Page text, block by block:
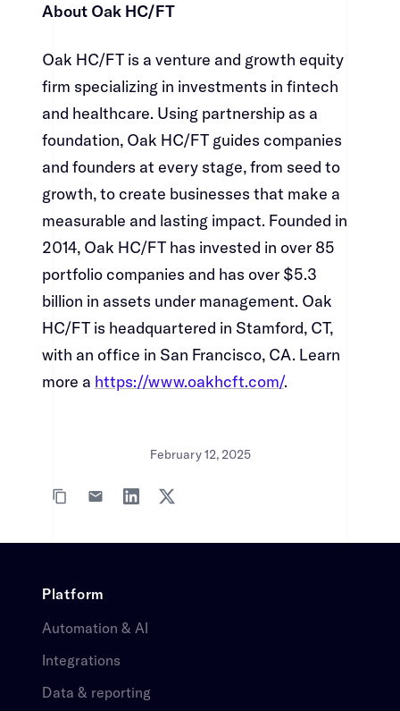
February 12, 2025
About Oak HC/FT​​​​‌ ‍ ​‍​‍‌‍ ‌ ​‍‌‍‍‌‌‍‌ ‌‍‍‌‌‍ ‍​‍​‍​ ‍‍​‍​‍‌ ​ ‌‍​‌‌‍ ‍‌‍‍‌‌ ‌​‌ ‍‌​‍ ‍‌‍‍‌‌‍ ​‍​‍​‍ ​​‍​‍‌‍‍​‌ ​‍‌‍‌‌‌‍‌‍​‍​‍​ ‍‍​‍​‍‌‍‍​‌ ‌​‌ ‌​‌ ​​​ ‍‍​‍ ​‍ ‌‍ ​‌‍ ‌‍​ ‌‍​‌‌‍ ​‌‍‍​‌‍ ‌ ​ ‌ ‌​​ ‍‍​ ​ ​ ​ ​ ​ ​ ​ ​‍ ‌‍‍‌‌‍ ‍‌ ‌​‌‍‌‌‌‍ ‍‌ ‌​​‍ ‌‍‌‌‌‍‌​‌‍‍‌‌ ‌​​‍ ‌‍ ‌‌‍ ‌‍‌​‌‍‌‌​ ‌‌ ​​‌ ​‍‌‍‌‌‌ ​ ‌‍‌‌‌‍ ‍‌ ‌​‌‍​‌‌ ‌​‌‍‍‌‌‍ ‌‍ ‍​ ‍ ‌‍‍‌‌‍‌​​ ‌​ ‍​​ ​‍​ ‌ ‌‍‌​​ ​‍​ ‌​​ ‍​​ ‌‍​‍ ‌​ ‌‌‌‍‌‍​ ‌‍​ ‍‌​‍ ‌​ ‌​​ ‌​​ ‍​‌‍​‌​‍ ‌‌‍​‍‌‍​‍​ ‌ ​ ‌‌​‍ ‌‌‍‌‌‌‍​‍​ ​‌​ ‌ ​ ​ ‌‍‌‌​ ‌‌‌‍​ ​ ​‍​ ​ ‌‍‌​‌‍​‍​ ‍ ‌ ‌​‌ ‍‌‌ ​​‌‍‌‌​ ‌‌‍​‍‌‍ ​‌‍ ‌‍‌ ‌‌​​‌‍ ‌ ​ ‌ ‌​​ ‍ ‌ ​​‌‍​‌‌ ‌​‌‍‍​​ ‌‌‍​ ‌‍ ‌‍ ‍‌ ‌​‌‍‌‌‌‍ ‍‌ ‌​​‍‌‌​ ‌‌‌​​‍‌‌ ‌‍‍ ‌‍‌‌‌ ‍‌​‍‌‌​ ​ ‌​‌​​‍‌‌​ ​ ‌​‌​​‍‌‌​ ​‍​ ​‍​ ‍‌​ ‍​​ ‍​‌‍‌‍​ ​ ‌‍​‍‌‍​ ​ ‌ ‌‍​‌‌‍​‌‌‍​ ​ ‌‍​‍‌‌​ ​‍​ ​‍​‍‌‌​ ‌‌‌​‌​​‍ ‍‌‍​ ‌‍‍​‌‍‍‌‌‍ ​‌‍‌​‌ ​‍‌‍‌‌‌‍ ‍​‍‌‌​ ‌‌‌​​‍‌‌ ‌‍‍ ‌‍‌‌‌ ‍‌​‍‌‌​ ​ ‌​‌​​‍‌‌​ ​ ‌​‌​​‍‌‌​ ​‍​ ​‍‌‍​ ‌‍‌‌​ ‌‍‌‍‌‍​ ​‍​ ​ ​ ‌ ​ ‌ ​ ‌ ‌‍​ ‌‍‌‍​ ​​​‍‌‌​ ​‍​ ​‍​‍‌‌​ ‌‌‌​‌​​‍ ‍‌ ‌​‌‍‌‌‌ ‍​‌ ‌​​ ‌‍​‍‌‍​‌‌ ​ ‌‍‌‌‌‌‌‌‌ ​‍‌‍ ​​ ‌‌‍‍​‌ ‌​‌ ‌​‌ ​​​‍‌‌​ ​ ‌​​‌​‍‌‌​ ​‍‌​‌‍​‍‌‌​ ​‍‌​‌‍‌‍ ​‌‍ ‌‍​ ‌‍​‌‌‍ ​‌‍‍​‌‍ ‌ ​ ‌ ‌​​‍‌‌​ ​ ‌​​‌​ ​ ​ ​ ​ ​ ​ ​ ​‍‌‍‌‍‍‌‌‍‌​​ ‌​ ‍​​ ​‍​ ‌ ‌‍‌​​ ​‍​ ‌​​ ‍​​ ‌‍​‍ ‌​ ‌‌‌‍‌‍​ ‌‍​ ‍‌​‍ ‌​ ‌​​ ‌​​ ‍​‌‍​‌​‍ ‌‌‍​‍‌‍​‍​ ‌ ​ ‌‌​‍ ‌‌‍‌‌‌‍​‍​ ​‌​ ‌ ​ ​ ‌‍‌‌​ ‌‌‌‍​ ​ ​‍​ ​ ‌‍‌​‌‍​‍​‍‌‍‌ ‌​‌ ‍‌‌ ​​‌‍‌‌​ ‌‌‍​‍‌‍ ​‌‍ ‌‍‌ ‌‌​​‌‍ ‌ ​ ‌ ‌​​‍‌‍‌ ​​‌‍​‌‌ ‌​‌‍‍​​ ‌‌‍​ ‌‍ ‌‍ ‍‌ ‌​‌‍‌‌‌‍ ‍‌ ‌​​‍‌‌​ ‌‌‌​​‍‌‌ ‌‍‍ ‌‍‌‌‌ ‍‌​‍‌‌​ ​ ‌​‌​​‍‌‌​ ​ ‌​‌​​‍‌‌​ ​‍​ ​‍​ ‍‌​ ‍​​ ‍​‌‍‌‍​ ​ ‌‍​‍‌‍​ ​ ‌ ‌‍​‌‌‍​‌‌‍​ ​ ‌‍​‍‌‌​ ​‍​ ​‍​‍‌‌​ ‌‌‌​‌​​‍ ‍‌‍​ ‌‍‍​‌‍‍‌‌‍ ​‌‍‌​‌ ​‍‌‍‌‌‌‍ ‍​‍‌‌​ ‌‌‌​​‍‌‌ ‌‍‍ ‌‍‌‌‌ ‍‌​‍‌‌​ ​ ‌​‌​​‍‌‌​ ​ ‌​‌​​‍‌‌​ ​‍​ ​‍‌‍​ ‌‍‌‌​ ‌‍‌‍‌‍​ ​‍​ ​ ​ ‌ ​ ‌ ​ ‌ ‌‍​ ‌‍‌‍​ ​​​‍‌‌​ ​‍​ ​‍​‍‌‌​ ‌‌‌​‌​​‍ ‍‌ ‌​‌‍‌‌‌ ‍​‌ ‌​​‍‌‍‌ ​​‌‍‌‌‌ ​‍‌ ​ ‌ ​​‌‍‌‌‌‍​ ‌ ‌​‌‍‍‌‌ ‌‍‌‍‌‌​ ‌‌ ​​‌ ‌‌‌‍​‍‌‍ ​‌‍‍‌‌ ​ ‌‍‍​‌‍‌‌‌‍‌​​‍​‍‌ ‌
Oak HC/FT is a venture and growth equity
firm specializing in investments in fintech
and healthcare. Using partnership as a
foundation, Oak HC/FT guides companies
and founders at every stage, from seed to
growth, to create businesses that make a
measurable and lasting impact. Founded in
2014, Oak HC/FT has invested in over 85
portfolio companies and has over $5.3
billion in assets under management. Oak
HC/FT is headquartered in Stamford, CT,
with an office in San Francisco, CA. Learn
more a ​​​​‌ ‍ ​‍​‍‌‍ ‌ ​‍‌‍‍‌‌‍‌ ‌‍‍‌‌‍ ‍​‍​‍​ ‍‍​‍​‍‌ ​ ‌‍​‌‌‍ ‍‌‍‍‌‌ ‌​‌ ‍‌​‍ ‍‌‍‍‌‌‍ ​‍​‍​‍ ​​‍​‍‌‍‍​‌ ​‍‌‍‌‌‌‍‌‍​‍​‍​ ‍‍​‍​‍‌‍‍​‌ ‌​‌ ‌​‌ ​​​ ‍‍​‍ ​‍ ‌‍ ​‌‍ ‌‍​ ‌‍​‌‌‍ ​‌‍‍​‌‍ ‌ ​ ‌ ‌​​ ‍‍​ ​ ​ ​ ​ ​ ​ ​ ​‍ ‌‍‍‌‌‍ ‍‌ ‌​‌‍‌‌‌‍ ‍‌ ‌​​‍ ‌‍‌‌‌‍‌​‌‍‍‌‌ ‌​​‍ ‌‍ ‌‌‍ ‌‍‌​‌‍‌‌​ ‌‌ ​​‌ ​‍‌‍‌‌‌ ​ ‌‍‌‌‌‍ ‍‌ ‌​‌‍​‌‌ ‌​‌‍‍‌‌‍ ‌‍ ‍​ ‍ ‌‍‍‌‌‍‌​​ ‌​ ‍​​ ​‍​ ‌ ‌‍‌​​ ​‍​ ‌​​ ‍​​ ‌‍​‍ ‌​ ‌‌‌‍‌‍​ ‌‍​ ‍‌​‍ ‌​ ‌​​ ‌​​ ‍​‌‍​‌​‍ ‌‌‍​‍‌‍​‍​ ‌ ​ ‌‌​‍ ‌‌‍‌‌‌‍​‍​ ​‌​ ‌ ​ ​ ‌‍‌‌​ ‌‌‌‍​ ​ ​‍​ ​ ‌‍‌​‌‍​‍​ ‍ ‌ ‌​‌ ‍‌‌ ​​‌‍‌‌​ ‌‌‍​‍‌‍ ​‌‍ ‌‍‌ ‌‌​​‌‍ ‌ ​ ‌ ‌​​ ‍ ‌ ​​‌‍​‌‌ ‌​‌‍‍​​ ‌‌‍​ ‌‍ ‌‍ ‍‌ ‌​‌‍‌‌‌‍ ‍‌ ‌​​‍‌‌​ ‌‌‌​​‍‌‌ ‌‍‍ ‌‍‌‌‌ ‍‌​‍‌‌​ ​ ‌​‌​​‍‌‌​ ​ ‌​‌​​‍‌‌​ ​‍​ ​‍‌‍​ ​ ‍​​ ‍​‌‍​ ‌‍‌​‌‍‌‌​ ‌‌​ ‍‌‌‍​‍​ ​​‌‍​‍‌‍​ ​‍‌‌​ ​‍​ ​‍​‍‌‌​ ‌‌‌​‌​​‍ ‍‌‍​ ‌‍‍​‌‍‍‌‌‍ ​‌‍‌​‌ ​‍‌‍‌‌‌‍ ‍​‍‌‌​ ‌‌‌​​‍‌‌ ‌‍‍ ‌‍‌‌‌ ‍‌​‍‌‌​ ​ ‌​‌​​‍‌‌​ ​ ‌​‌​​‍‌‌​ ​‍​ ​‍‌‍​‌​ ​‍​ ‌‍‌‍‌​​ ‌​​ ​ ​ ‌ ​ ‍​​ ‍​‌‍‌‍​ ‌​‌‍‌​​‍‌‌​ ​‍​ ​‍​‍‌‌​ ‌‌‌​‌​​‍ ‍‌ ‌​‌‍‌‌‌ ‍​‌ ‌​​ ‌‍​‍‌‍​‌‌ ​ ‌‍‌‌‌‌‌‌‌ ​‍‌‍ ​​ ‌‌‍‍​‌ ‌​‌ ‌​‌ ​​​‍‌‌​ ​ ‌​​‌​‍‌‌​ ​‍‌​‌‍​‍‌‌​ ​‍‌​‌‍‌‍ ​‌‍ ‌‍​ ‌‍​‌‌‍ ​‌‍‍​‌‍ ‌ ​ ‌ ‌​​‍‌‌​ ​ ‌​​‌​ ​ ​ ​ ​ ​ ​ ​ ​‍‌‍‌‍‍‌‌‍‌​​ ‌​ ‍​​ ​‍​ ‌ ‌‍‌​​ ​‍​ ‌​​ ‍​​ ‌‍​‍ ‌​ ‌‌‌‍‌‍​ ‌‍​ ‍‌​‍ ‌​ ‌​​ ‌​​ ‍​‌‍​‌​‍ ‌‌‍​‍‌‍​‍​ ‌ ​ ‌‌​‍ ‌‌‍‌‌‌‍​‍​ ​‌​ ‌ ​ ​ ‌‍‌‌​ ‌‌‌‍​ ​ ​‍​ ​ ‌‍‌​‌‍​‍​‍‌‍‌ ‌​‌ ‍‌‌ ​​‌‍‌‌​ ‌‌‍​‍‌‍ ​‌‍ ‌‍‌ ‌‌​​‌‍ ‌ ​ ‌ ‌​​‍‌‍‌ ​​‌‍​‌‌ ‌​‌‍‍​​ ‌‌‍​ ‌‍ ‌‍ ‍‌ ‌​‌‍‌‌‌‍ ‍‌ ‌​​‍‌‌​ ‌‌‌​​‍‌‌ ‌‍‍ ‌‍‌‌‌ ‍‌​‍‌‌​ ​ ‌​‌​​‍‌‌​ ​ ‌​‌​​‍‌‌​ ​‍​ ​‍‌‍​ ​ ‍​​ ‍​‌‍​ ‌‍‌​‌‍‌‌​ ‌‌​ ‍‌‌‍​‍​ ​​‌‍​‍‌‍​ ​‍‌‌​ ​‍​ ​‍​‍‌‌​ ‌‌‌​‌​​‍ ‍‌‍​ ‌‍‍​‌‍‍‌‌‍ ​‌‍‌​‌ ​‍‌‍‌‌‌‍ ‍​‍‌‌​ ‌‌‌​​‍‌‌ ‌‍‍ ‌‍‌‌‌ ‍‌​‍‌‌​ ​ ‌​‌​​‍‌‌​ ​ ‌​‌​​‍‌‌​ ​‍​ ​‍‌‍​‌​ ​‍​ ‌‍‌‍‌​​ ‌​​ ​ ​ ‌ ​ ‍​​ ‍​‌‍‌‍​ ‌​‌‍‌​​‍‌‌​ ​‍​ ​‍​‍‌‌​ ‌‌‌​‌​​‍ ‍‌ ‌​‌‍‌‌‌ ‍​‌ ‌​​‍‌‍‌ ​​‌‍‌‌‌ ​‍‌ ​ ‌ ​​‌‍‌‌‌‍​ ‌ ‌​‌‍‍‌‌ ‌‍‌‍‌‌​ ‌‌ ​​‌ ‌‌‌‍​‍‌‍ ​‌‍‍‌‌ ​ ‌‍‍​‌‍‌‌‌‍‌​​‍​‍‌ ‌ https://www.oakhcft.com/.​​​​‌ ‍ ​‍​‍‌‍ ‌ ​‍‌‍‍‌‌‍‌ ‌‍‍‌‌‍ ‍​‍​‍​ ‍‍​‍​‍‌ ​ ‌‍​‌‌‍ ‍‌‍‍‌‌ ‌​‌ ‍‌​‍ ‍‌‍‍‌‌‍ ​‍​‍​‍ ​​‍​‍‌‍‍​‌ ​‍‌‍‌‌‌‍‌‍​‍​‍​ ‍‍​‍​‍‌‍‍​‌ ‌​‌ ‌​‌ ​​​ ‍‍​‍ ​‍ ‌‍ ​‌‍ ‌‍​ ‌‍​‌‌‍ ​‌‍‍​‌‍ ‌ ​ ‌ ‌​​ ‍‍​ ​ ​ ​ ​ ​ ​ ​ ​‍ ‌‍‍‌‌‍ ‍‌ ‌​‌‍‌‌‌‍ ‍‌ ‌​​‍ ‌‍‌‌‌‍‌​‌‍‍‌‌ ‌​​‍ ‌‍ ‌‌‍ ‌‍‌​‌‍‌‌​ ‌‌ ​​‌ ​‍‌‍‌‌‌ ​ ‌‍‌‌‌‍ ‍‌ ‌​‌‍​‌‌ ‌​‌‍‍‌‌‍ ‌‍ ‍​ ‍ ‌‍‍‌‌‍‌​​ ‌​ ‍​​ ​‍​ ‌ ‌‍‌​​ ​‍​ ‌​​ ‍​​ ‌‍​‍ ‌​ ‌‌‌‍‌‍​ ‌‍​ ‍‌​‍ ‌​ ‌​​ ‌​​ ‍​‌‍​‌​‍ ‌‌‍​‍‌‍​‍​ ‌ ​ ‌‌​‍ ‌‌‍‌‌‌‍​‍​ ​‌​ ‌ ​ ​ ‌‍‌‌​ ‌‌‌‍​ ​ ​‍​ ​ ‌‍‌​‌‍​‍​ ‍ ‌ ‌​‌ ‍‌‌ ​​‌‍‌‌​ ‌‌‍​‍‌‍ ​‌‍ ‌‍‌ ‌‌​​‌‍ ‌ ​ ‌ ‌​​ ‍ ‌ ​​‌‍​‌‌ ‌​‌‍‍​​ ‌‌‍​ ‌‍ ‌‍ ‍‌ ‌​‌‍‌‌‌‍ ‍‌ ‌​​‍‌‌​ ‌‌‌​​‍‌‌ ‌‍‍ ‌‍‌‌‌ ‍‌​‍‌‌​ ​ ‌​‌​​‍‌‌​ ​ ‌​‌​​‍‌‌​ ​‍​ ​‍‌‍​ ​ ‍​​ ‍​‌‍​ ‌‍‌​‌‍‌‌​ ‌‌​ ‍‌‌‍​‍​ ​​‌‍​‍‌‍​ ​‍‌‌​ ​‍​ ​‍​‍‌‌​ ‌‌‌​‌​​‍ ‍‌‍​ ‌‍‍​‌‍‍‌‌‍ ​‌‍‌​‌ ​‍‌‍‌‌‌‍ ‍​‍‌‌​ ‌‌‌​​‍‌‌ ‌‍‍ ‌‍‌‌‌ ‍‌​‍‌‌​ ​ ‌​‌​​‍‌‌​ ​ ‌​‌​​‍‌‌​ ​‍​ ​‍​ ​‍​ ​‍​ ​​​ ​‌​ ​‍​ ‍​‌‍​‍​ ​​‌‍​ ​ ​ ​ ‍​‌‍‌‌​‍‌‌​ ​‍​ ​‍​‍‌‌​ ‌‌‌​‌​​‍ ‍‌ ‌​‌‍‌‌‌ ‍​‌ ‌​​ ‌‍​‍‌‍​‌‌ ​ ‌‍‌‌‌‌‌‌‌ ​‍‌‍ ​​ ‌‌‍‍​‌ ‌​‌ ‌​‌ ​​​‍‌‌​ ​ ‌​​‌​‍‌‌​ ​‍‌​‌‍​‍‌‌​ ​‍‌​‌‍‌‍ ​‌‍ ‌‍​ ‌‍​‌‌‍ ​‌‍‍​‌‍ ‌ ​ ‌ ‌​​‍‌‌​ ​ ‌​​‌​ ​ ​ ​ ​ ​ ​ ​ ​‍‌‍‌‍‍‌‌‍‌​​ ‌​ ‍​​ ​‍​ ‌ ‌‍‌​​ ​‍​ ‌​​ ‍​​ ‌‍​‍ ‌​ ‌‌‌‍‌‍​ ‌‍​ ‍‌​‍ ‌​ ‌​​ ‌​​ ‍​‌‍​‌​‍ ‌‌‍​‍‌‍​‍​ ‌ ​ ‌‌​‍ ‌‌‍‌‌‌‍​‍​ ​‌​ ‌ ​ ​ ‌‍‌‌​ ‌‌‌‍​ ​ ​‍​ ​ ‌‍‌​‌‍​‍​‍‌‍‌ ‌​‌ ‍‌‌ ​​‌‍‌‌​ ‌‌‍​‍‌‍ ​‌‍ ‌‍‌ ‌‌​​‌‍ ‌ ​ ‌ ‌​​‍‌‍‌ ​​‌‍​‌‌ ‌​‌‍‍​​ ‌‌‍​ ‌‍ ‌‍ ‍‌ ‌​‌‍‌‌‌‍ ‍‌ ‌​​‍‌‌​ ‌‌‌​​‍‌‌ ‌‍‍ ‌‍‌‌‌ ‍‌​‍‌‌​ ​ ‌​‌​​‍‌‌​ ​ ‌​‌​​‍‌‌​ ​‍​ ​‍‌‍​ ​ ‍​​ ‍​‌‍​ ‌‍‌​‌‍‌‌​ ‌‌​ ‍‌‌‍​‍​ ​​‌‍​‍‌‍​ ​‍‌‌​ ​‍​ ​‍​‍‌‌​ ‌‌‌​‌​​‍ ‍‌‍​ ‌‍‍​‌‍‍‌‌‍ ​‌‍‌​‌ ​‍‌‍‌‌‌‍ ‍​‍‌‌​ ‌‌‌​​‍‌‌ ‌‍‍ ‌‍‌‌‌ ‍‌​‍‌‌​ ​ ‌​‌​​‍‌‌​ ​ ‌​‌​​‍‌‌​ ​‍​ ​‍​ ​‍​ ​‍​ ​​​ ​‌​ ​‍​ ‍​‌‍​‍​ ​​‌‍​ ​ ​ ​ ‍​‌‍‌‌​‍‌‌​ ​‍​ ​‍​‍‌‌​ ‌‌‌​‌​​‍ ‍‌ ‌​‌‍‌‌‌ ‍​‌ ‌​​‍‌‍‌ ​​‌‍‌‌‌ ​‍‌ ​ ‌ ​​‌‍‌‌‌‍​ ‌ ‌​‌‍‍‌‌ ‌‍‌‍‌‌​ ‌‌ ​​‌ ‌‌‌‍​‍‌‍ ​‌‍‍‌‌ ​ ‌‍‍​‌‍‌‌‌‍‌​​‍​‍‌ ‌
Platform​​​​‌ ‍ ​‍​‍‌‍ ‌ ​‍‌‍‍‌‌‍‌ ‌‍‍‌‌‍ ‍​‍​‍​ ‍‍​‍​‍‌ ​ ‌‍​‌‌‍ ‍‌‍‍‌‌ ‌​‌ ‍‌​‍ ‍‌‍‍‌‌‍ ​‍​‍​‍ ​​‍​‍‌‍‍​‌ ​‍‌‍‌‌‌‍‌‍​‍​‍​ ‍‍​‍​‍‌‍‍​‌ ‌​‌ ‌​‌ ​​​ ‍‍​‍ ​‍ ‌‍ ​‌‍ ‌‍​ ‌‍​‌‌‍ ​‌‍‍​‌‍ ‌ ​ ‌ ‌​​ ‍‍​ ​ ​ ​ ​ ​ ​ ​ ​‍ ‌‍‍‌‌‍ ‍‌ ‌​‌‍‌‌‌‍ ‍‌ ‌​​‍ ‌‍‌‌‌‍‌​‌‍‍‌‌ ‌​​‍ ‌‍ ‌‌‍ ‌‍‌​‌‍‌‌​ ‌‌ ​​‌ ​‍‌‍‌‌‌ ​ ‌‍‌‌‌‍ ‍‌ ‌​‌‍​‌‌ ‌​‌‍‍‌‌‍ ‌‍ ‍​ ‍ ‌‍‍‌‌‍‌​​ ‌​ ​​‌‍‌​‌‍‌‍​ ‍​​ ​‌​ ‍‌​ ​​​ ‍‌​‍ ‌​ ‍​‌‍​‍​ ​​‌‍‌‍​‍ ‌​ ‌​​ ‍‌​ ​‍​ ‌​​‍ ‌‌‍​‌​ ​​​ ‌​​ ​ ​‍ ‌​ ​‍‌‍‌​‌‍‌‍​ ​​​ ​​​ ‌ ​ ‌​​ ​​‌‍​ ​ ‍​​ ‍​​ ​‍​ ‍ ‌ ‌​‌ ‍‌‌ ​​‌‍‌‌​ ‌‌ ​ ‌‍‍‌‌ ‌​‌‍‌‌‌​‌‍‌‍ ‌‍ ‌ ‌​‌‍‌‌‌ ​‍​ ‍ ‌ ​​‌‍​‌‌ ‌​‌‍‍​​ ‌‌‍ ​‌‍‍‌‌‍ ‍‌‍‍ ‌​​ ‌‍ ‌‍ ​‌ ‌‌‌‍ ‌‌‍ ‍‌ ​ ​‍‌‌​ ‌‌‌​​‍‌‌ ‌‍‍ ‌‍‌‌‌ ‍‌​‍‌‌​ ​ ‌​‌​​‍‌‌​ ​ ‌​‌​​‍‌‌​ ​‍​ ​‍​ ‌​‌‍‌​​ ‌​​ ​​​ ‌‍‌‍‌​​ ​​‌‍​‍​ ​‍​ ​‌‌‍​‍​ ‌ ​‍‌‌​ ​‍​ ​‍​‍‌‌​ ‌‌‌​‌​​‍ ‍‌‍‍​‌‍‌‌‌‍​‌‌‍‌​‌‍‍‌‌‍ ‍‌‍‌ ​ ‌‍​‍‌‍​‌‌ ​ ‌‍‌‌‌‌‌‌‌ ​‍‌‍ ​​ ‌‌‍‍​‌ ‌​‌ ‌​‌ ​​​‍‌‌​ ​ ‌​​‌​‍‌‌​ ​‍‌​‌‍​‍‌‌​ ​‍‌​‌‍‌‍ ​‌‍ ‌‍​ ‌‍​‌‌‍ ​‌‍‍​‌‍ ‌ ​ ‌ ‌​​‍‌‌​ ​ ‌​​‌​ ​ ​ ​ ​ ​ ​ ​ ​‍‌‍‌‍‍‌‌‍‌​​ ‌​ ​​‌‍‌​‌‍‌‍​ ‍​​ ​‌​ ‍‌​ ​​​ ‍‌​‍ ‌​ ‍​‌‍​‍​ ​​‌‍‌‍​‍ ‌​ ‌​​ ‍‌​ ​‍​ ‌​​‍ ‌‌‍​‌​ ​​​ ‌​​ ​ ​‍ ‌​ ​‍‌‍‌​‌‍‌‍​ ​​​ ​​​ ‌ ​ ‌​​ ​​‌‍​ ​ ‍​​ ‍​​ ​‍​‍‌‍‌ ‌​‌ ‍‌‌ ​​‌‍‌‌​ ‌‌ ​ ‌‍‍‌‌ ‌​‌‍‌‌‌​‌‍‌‍ ‌‍ ‌ ‌​‌‍‌‌‌ ​‍​‍‌‍‌ ​​‌‍​‌‌ ‌​‌‍‍​​ ‌‌‍ ​‌‍‍‌‌‍ ‍‌‍‍ ‌​​ ‌‍ ‌‍ ​‌ ‌‌‌‍ ‌‌‍ ‍‌ ​ ​‍‌‌​ ‌‌‌​​‍‌‌ ‌‍‍ ‌‍‌‌‌ ‍‌​‍‌‌​ ​ ‌​‌​​‍‌‌​ ​ ‌​‌​​‍‌‌​ ​‍​ ​‍​ ‌​‌‍‌​​ ‌​​ ​​​ ‌‍‌‍‌​​ ​​‌‍​‍​ ​‍​ ​‌‌‍​‍​ ‌ ​‍‌‌​ ​‍​ ​‍​‍‌‌​ ‌‌‌​‌​​‍ ‍‌‍‍​‌‍‌‌‌‍​‌‌‍‌​‌‍‍‌‌‍ ‍‌‍‌ ​‍‌‍‌ ​​‌‍‌‌‌ ​‍‌ ​ ‌ ​​‌‍‌‌‌‍​ ‌ ‌​‌‍‍‌‌ ‌‍‌‍‌‌​ ‌‌ ​​‌ ‌‌‌‍​‍‌‍ ​‌‍‍‌‌ ​ ‌‍‍​‌‍‌‌‌‍‌​​‍​‍‌ ‌
Automation & AI​​​​‌ ‍ ​‍​‍‌‍ ‌ ​‍‌‍‍‌‌‍‌ ‌‍‍‌‌‍ ‍​‍​‍​ ‍‍​‍​‍‌ ​ ‌‍​‌‌‍ ‍‌‍‍‌‌ ‌​‌ ‍‌​‍ ‍‌‍‍‌‌‍ ​‍​‍​‍ ​​‍​‍‌‍‍​‌ ​‍‌‍‌‌‌‍‌‍​‍​‍​ ‍‍​‍​‍‌‍‍​‌ ‌​‌ ‌​‌ ​​​ ‍‍​‍ ​‍ ‌‍ ​‌‍ ‌‍​ ‌‍​‌‌‍ ​‌‍‍​‌‍ ‌ ​ ‌ ‌​​ ‍‍​ ​ ​ ​ ​ ​ ​ ​ ​‍ ‌‍‍‌‌‍ ‍‌ ‌​‌‍‌‌‌‍ ‍‌ ‌​​‍ ‌‍‌‌‌‍‌​‌‍‍‌‌ ‌​​‍ ‌‍ ‌‌‍ ‌‍‌​‌‍‌‌​ ‌‌ ​​‌ ​‍‌‍‌‌‌ ​ ‌‍‌‌‌‍ ‍‌ ‌​‌‍​‌‌ ‌​‌‍‍‌‌‍ ‌‍ ‍​ ‍ ‌‍‍‌‌‍‌​​ ‌​ ​​‌‍‌​‌‍‌‍​ ‍​​ ​‌​ ‍‌​ ​​​ ‍‌​‍ ‌​ ‍​‌‍​‍​ ​​‌‍‌‍​‍ ‌​ ‌​​ ‍‌​ ​‍​ ‌​​‍ ‌‌‍​‌​ ​​​ ‌​​ ​ ​‍ ‌​ ​‍‌‍‌​‌‍‌‍​ ​​​ ​​​ ‌ ​ ‌​​ ​​‌‍​ ​ ‍​​ ‍​​ ​‍​ ‍ ‌ ‌​‌ ‍‌‌ ​​‌‍‌‌​ ‌‌ ​ ‌‍‍‌‌ ‌​‌‍‌‌‌​‌‍‌‍ ‌‍ ‌ ‌​‌‍‌‌‌ ​‍​ ‍ ‌ ​​‌‍​‌‌ ‌​‌‍‍​​ ‌‌‍ ​‌‍‍‌‌‍ ‍‌‍‍ ‌​​ ‌‍ ‌‍ ​‌ ‌‌‌‍ ‌‌‍ ‍‌ ​ ​‍‌‌​ ‌‌‌​​‍‌‌ ‌‍‍ ‌‍‌‌‌ ‍‌​‍‌‌​ ​ ‌​‌​​‍‌‌​ ​ ‌​‌​​‍‌‌​ ​‍​ ​‍​ ‌​‌‍‌​​ ‌​​ ​​​ ‌‍‌‍‌​​ ​​‌‍​‍​ ​‍​ ​‌‌‍​‍​ ‌ ​‍‌‌​ ​‍​ ​‍​‍‌‌​ ‌‌‌​‌​​‍ ‍‌‍ ​‌‍‍‌‌‍ ‍‌‍‍ ‌ ​ ​‍‌‌​ ‌‌‌​​‍‌‌ ‌‍‍ ‌‍‌‌‌ ‍‌​‍‌‌​ ​ ‌​‌​​‍‌‌​ ​ ‌​‌​​‍‌‌​ ​‍​ ​‍‌‍‌​​ ‍​​ ​‍‌‍​‍‌‍​‌‌‍​ ​ ​​‌‍​ ​ ​‍‌‍​‍‌‍​‍​ ‌‍​‍‌‌​ ​‍​ ​‍​‍‌‌​ ‌‌‌​‌​​‍ ‍‌‍ ​‌‍​‌‌‍​‍‌‍‌‌‌‍ ​​ ‌‍​‍‌‍​‌‌ ​ ‌‍‌‌‌‌‌‌‌ ​‍‌‍ ​​ ‌‌‍‍​‌ ‌​‌ ‌​‌ ​​​‍‌‌​ ​ ‌​​‌​‍‌‌​ ​‍‌​‌‍​‍‌‌​ ​‍‌​‌‍‌‍ ​‌‍ ‌‍​ ‌‍​‌‌‍ ​‌‍‍​‌‍ ‌ ​ ‌ ‌​​‍‌‌​ ​ ‌​​‌​ ​ ​ ​ ​ ​ ​ ​ ​‍‌‍‌‍‍‌‌‍‌​​ ‌​ ​​‌‍‌​‌‍‌‍​ ‍​​ ​‌​ ‍‌​ ​​​ ‍‌​‍ ‌​ ‍​‌‍​‍​ ​​‌‍‌‍​‍ ‌​ ‌​​ ‍‌​ ​‍​ ‌​​‍ ‌‌‍​‌​ ​​​ ‌​​ ​ ​‍ ‌​ ​‍‌‍‌​‌‍‌‍​ ​​​ ​​​ ‌ ​ ‌​​ ​​‌‍​ ​ ‍​​ ‍​​ ​‍​‍‌‍‌ ‌​‌ ‍‌‌ ​​‌‍‌‌​ ‌‌ ​ ‌‍‍‌‌ ‌​‌‍‌‌‌​‌‍‌‍ ‌‍ ‌ ‌​‌‍‌‌‌ ​‍​‍‌‍‌ ​​‌‍​‌‌ ‌​‌‍‍​​ ‌‌‍ ​‌‍‍‌‌‍ ‍‌‍‍ ‌​​ ‌‍ ‌‍ ​‌ ‌‌‌‍ ‌‌‍ ‍‌ ​ ​‍‌‌​ ‌‌‌​​‍‌‌ ‌‍‍ ‌‍‌‌‌ ‍‌​‍‌‌​ ​ ‌​‌​​‍‌‌​ ​ ‌​‌​​‍‌‌​ ​‍​ ​‍​ ‌​‌‍‌​​ ‌​​ ​​​ ‌‍‌‍‌​​ ​​‌‍​‍​ ​‍​ ​‌‌‍​‍​ ‌ ​‍‌‌​ ​‍​ ​‍​‍‌‌​ ‌‌‌​‌​​‍ ‍‌‍ ​‌‍‍‌‌‍ ‍‌‍‍ ‌ ​ ​‍‌‌​ ‌‌‌​​‍‌‌ ‌‍‍ ‌‍‌‌‌ ‍‌​‍‌‌​ ​ ‌​‌​​‍‌‌​ ​ ‌​‌​​‍‌‌​ ​‍​ ​‍‌‍‌​​ ‍​​ ​‍‌‍​‍‌‍​‌‌‍​ ​ ​​‌‍​ ​ ​‍‌‍​‍‌‍​‍​ ‌‍​‍‌‌​ ​‍​ ​‍​‍‌‌​ ‌‌‌​‌​​‍ ‍‌‍ ​‌‍​‌‌‍​‍‌‍‌‌‌‍ ​​‍‌‍‌ ​​‌‍‌‌‌ ​‍‌ ​ ‌ ​​‌‍‌‌‌‍​ ‌ ‌​‌‍‍‌‌ ‌‍‌‍‌‌​ ‌‌ ​​‌ ‌‌‌‍​‍‌‍ ​‌‍‍‌‌ ​ ‌‍‍​‌‍‌‌‌‍‌​​‍​‍‌ ‌
Integrations​​​​‌ ‍ ​‍​‍‌‍ ‌ ​‍‌‍‍‌‌‍‌ ‌‍‍‌‌‍ ‍​‍​‍​ ‍‍​‍​‍‌ ​ ‌‍​‌‌‍ ‍‌‍‍‌‌ ‌​‌ ‍‌​‍ ‍‌‍‍‌‌‍ ​‍​‍​‍ ​​‍​‍‌‍‍​‌ ​‍‌‍‌‌‌‍‌‍​‍​‍​ ‍‍​‍​‍‌‍‍​‌ ‌​‌ ‌​‌ ​​​ ‍‍​‍ ​‍ ‌‍ ​‌‍ ‌‍​ ‌‍​‌‌‍ ​‌‍‍​‌‍ ‌ ​ ‌ ‌​​ ‍‍​ ​ ​ ​ ​ ​ ​ ​ ​‍ ‌‍‍‌‌‍ ‍‌ ‌​‌‍‌‌‌‍ ‍‌ ‌​​‍ ‌‍‌‌‌‍‌​‌‍‍‌‌ ‌​​‍ ‌‍ ‌‌‍ ‌‍‌​‌‍‌‌​ ‌‌ ​​‌ ​‍‌‍‌‌‌ ​ ‌‍‌‌‌‍ ‍‌ ‌​‌‍​‌‌ ‌​‌‍‍‌‌‍ ‌‍ ‍​ ‍ ‌‍‍‌‌‍‌​​ ‌​ ​​‌‍‌​‌‍‌‍​ ‍​​ ​‌​ ‍‌​ ​​​ ‍‌​‍ ‌​ ‍​‌‍​‍​ ​​‌‍‌‍​‍ ‌​ ‌​​ ‍‌​ ​‍​ ‌​​‍ ‌‌‍​‌​ ​​​ ‌​​ ​ ​‍ ‌​ ​‍‌‍‌​‌‍‌‍​ ​​​ ​​​ ‌ ​ ‌​​ ​​‌‍​ ​ ‍​​ ‍​​ ​‍​ ‍ ‌ ‌​‌ ‍‌‌ ​​‌‍‌‌​ ‌‌ ​ ‌‍‍‌‌ ‌​‌‍‌‌‌​‌‍‌‍ ‌‍ ‌ ‌​‌‍‌‌‌ ​‍​ ‍ ‌ ​​‌‍​‌‌ ‌​‌‍‍​​ ‌‌‍ ​‌‍‍‌‌‍ ‍‌‍‍ ‌​​ ‌‍ ‌‍ ​‌ ‌‌‌‍ ‌‌‍ ‍‌ ​ ​‍‌‌​ ‌‌‌​​‍‌‌ ‌‍‍ ‌‍‌‌‌ ‍‌​‍‌‌​ ​ ‌​‌​​‍‌‌​ ​ ‌​‌​​‍‌‌​ ​‍​ ​‍​ ‌​‌‍‌​​ ‌​​ ​​​ ‌‍‌‍‌​​ ​​‌‍​‍​ ​‍​ ​‌‌‍​‍​ ‌ ​‍‌‌​ ​‍​ ​‍​‍‌‌​ ‌‌‌​‌​​‍ ‍‌‍ ​‌‍‍‌‌‍ ‍‌‍‍ ‌ ​ ​‍‌‌​ ‌‌‌​​‍‌‌ ‌‍‍ ‌‍‌‌‌ ‍‌​‍‌‌​ ​ ‌​‌​​‍‌‌​ ​ ‌​‌​​‍‌‌​ ​‍​ ​‍‌‍​ ‌‍‌​​ ​​​ ‌‌​ ​‌​ ‌​‌‍‌‌‌‍​‌‌‍‌‍​ ‌‍‌‍​‍​ ​ ‌‍‌‌​ ‍​‌‍‌‌‌‍‌​​ ‌‍​ ​ ‌‍​‍​ ‌​​ ‌ ​ ‌​‌‍‌​‌‍‌‌‌‍​‍​ ‌‍‌‍‌​​ ‍‌​ ‍‌​ ‌‌‌‍‌‌​ ​‍​‍‌‌​ ​‍​ ​‍​‍‌‌​ ‌‌‌​‌​​‍ ‍‌‍ ​‌‍​‌‌‍​‍‌‍‌‌‌‍ ​​ ‌‍​‍‌‍​‌‌ ​ ‌‍‌‌‌‌‌‌‌ ​‍‌‍ ​​ ‌‌‍‍​‌ ‌​‌ ‌​‌ ​​​‍‌‌​ ​ ‌​​‌​‍‌‌​ ​‍‌​‌‍​‍‌‌​ ​‍‌​‌‍‌‍ ​‌‍ ‌‍​ ‌‍​‌‌‍ ​‌‍‍​‌‍ ‌ ​ ‌ ‌​​‍‌‌​ ​ ‌​​‌​ ​ ​ ​ ​ ​ ​ ​ ​‍‌‍‌‍‍‌‌‍‌​​ ‌​ ​​‌‍‌​‌‍‌‍​ ‍​​ ​‌​ ‍‌​ ​​​ ‍‌​‍ ‌​ ‍​‌‍​‍​ ​​‌‍‌‍​‍ ‌​ ‌​​ ‍‌​ ​‍​ ‌​​‍ ‌‌‍​‌​ ​​​ ‌​​ ​ ​‍ ‌​ ​‍‌‍‌​‌‍‌‍​ ​​​ ​​​ ‌ ​ ‌​​ ​​‌‍​ ​ ‍​​ ‍​​ ​‍​‍‌‍‌ ‌​‌ ‍‌‌ ​​‌‍‌‌​ ‌‌ ​ ‌‍‍‌‌ ‌​‌‍‌‌‌​‌‍‌‍ ‌‍ ‌ ‌​‌‍‌‌‌ ​‍​‍‌‍‌ ​​‌‍​‌‌ ‌​‌‍‍​​ ‌‌‍ ​‌‍‍‌‌‍ ‍‌‍‍ ‌​​ ‌‍ ‌‍ ​‌ ‌‌‌‍ ‌‌‍ ‍‌ ​ ​‍‌‌​ ‌‌‌​​‍‌‌ ‌‍‍ ‌‍‌‌‌ ‍‌​‍‌‌​ ​ ‌​‌​​‍‌‌​ ​ ‌​‌​​‍‌‌​ ​‍​ ​‍​ ‌​‌‍‌​​ ‌​​ ​​​ ‌‍‌‍‌​​ ​​‌‍​‍​ ​‍​ ​‌‌‍​‍​ ‌ ​‍‌‌​ ​‍​ ​‍​‍‌‌​ ‌‌‌​‌​​‍ ‍‌‍ ​‌‍‍‌‌‍ ‍‌‍‍ ‌ ​ ​‍‌‌​ ‌‌‌​​‍‌‌ ‌‍‍ ‌‍‌‌‌ ‍‌​‍‌‌​ ​ ‌​‌​​‍‌‌​ ​ ‌​‌​​‍‌‌​ ​‍​ ​‍‌‍​ ‌‍‌​​ ​​​ ‌‌​ ​‌​ ‌​‌‍‌‌‌‍​‌‌‍‌‍​ ‌‍‌‍​‍​ ​ ‌‍‌‌​ ‍​‌‍‌‌‌‍‌​​ ‌‍​ ​ ‌‍​‍​ ‌​​ ‌ ​ ‌​‌‍‌​‌‍‌‌‌‍​‍​ ‌‍‌‍‌​​ ‍‌​ ‍‌​ ‌‌‌‍‌‌​ ​‍​‍‌‌​ ​‍​ ​‍​‍‌‌​ ‌‌‌​‌​​‍ ‍‌‍ ​‌‍​‌‌‍​‍‌‍‌‌‌‍ ​​‍‌‍‌ ​​‌‍‌‌‌ ​‍‌ ​ ‌ ​​‌‍‌‌‌‍​ ‌ ‌​‌‍‍‌‌ ‌‍‌‍‌‌​ ‌‌ ​​‌ ‌‌‌‍​‍‌‍ ​‌‍‍‌‌ ​ ‌‍‍​‌‍‌‌‌‍‌​​‍​‍‌ ‌
Data & reporting​​​​‌ ‍ ​‍​‍‌‍ ‌ ​‍‌‍‍‌‌‍‌ ‌‍‍‌‌‍ ‍​‍​‍​ ‍‍​‍​‍‌ ​ ‌‍​‌‌‍ ‍‌‍‍‌‌ ‌​‌ ‍‌​‍ ‍‌‍‍‌‌‍ ​‍​‍​‍ ​​‍​‍‌‍‍​‌ ​‍‌‍‌‌‌‍‌‍​‍​‍​ ‍‍​‍​‍‌‍‍​‌ ‌​‌ ‌​‌ ​​​ ‍‍​‍ ​‍ ‌‍ ​‌‍ ‌‍​ ‌‍​‌‌‍ ​‌‍‍​‌‍ ‌ ​ ‌ ‌​​ ‍‍​ ​ ​ ​ ​ ​ ​ ​ ​‍ ‌‍‍‌‌‍ ‍‌ ‌​‌‍‌‌‌‍ ‍‌ ‌​​‍ ‌‍‌‌‌‍‌​‌‍‍‌‌ ‌​​‍ ‌‍ ‌‌‍ ‌‍‌​‌‍‌‌​ ‌‌ ​​‌ ​‍‌‍‌‌‌ ​ ‌‍‌‌‌‍ ‍‌ ‌​‌‍​‌‌ ‌​‌‍‍‌‌‍ ‌‍ ‍​ ‍ ‌‍‍‌‌‍‌​​ ‌​ ​​‌‍‌​‌‍‌‍​ ‍​​ ​‌​ ‍‌​ ​​​ ‍‌​‍ ‌​ ‍​‌‍​‍​ ​​‌‍‌‍​‍ ‌​ ‌​​ ‍‌​ ​‍​ ‌​​‍ ‌‌‍​‌​ ​​​ ‌​​ ​ ​‍ ‌​ ​‍‌‍‌​‌‍‌‍​ ​​​ ​​​ ‌ ​ ‌​​ ​​‌‍​ ​ ‍​​ ‍​​ ​‍​ ‍ ‌ ‌​‌ ‍‌‌ ​​‌‍‌‌​ ‌‌ ​ ‌‍‍‌‌ ‌​‌‍‌‌‌​‌‍‌‍ ‌‍ ‌ ‌​‌‍‌‌‌ ​‍​ ‍ ‌ ​​‌‍​‌‌ ‌​‌‍‍​​ ‌‌‍ ​‌‍‍‌‌‍ ‍‌‍‍ ‌​​ ‌‍ ‌‍ ​‌ ‌‌‌‍ ‌‌‍ ‍‌ ​ ​‍‌‌​ ‌‌‌​​‍‌‌ ‌‍‍ ‌‍‌‌‌ ‍‌​‍‌‌​ ​ ‌​‌​​‍‌‌​ ​ ‌​‌​​‍‌‌​ ​‍​ ​‍​ ‌​‌‍‌​​ ‌​​ ​​​ ‌‍‌‍‌​​ ​​‌‍​‍​ ​‍​ ​‌‌‍​‍​ ‌ ​‍‌‌​ ​‍​ ​‍​‍‌‌​ ‌‌‌​‌​​‍ ‍‌‍ ​‌‍‍‌‌‍ ‍‌‍‍ ‌ ​ ​‍‌‌​ ‌‌‌​​‍‌‌ ‌‍‍ ‌‍‌‌‌ ‍‌​‍‌‌​ ​ ‌​‌​​‍‌‌​ ​ ‌​‌​​‍‌‌​ ​‍​ ​‍​ ‍​​ ​ ​ ‌​‌‍​‌‌‍‌​‌‍‌‌​ ​ ​ ​‌​ ‌ ‌‍​‍​ ​​​ ‍‌​ ​ ​ ​​​ ​​‌‍​‍‌‍​‌​ ‍​​ ​​​ ‍​‌‍​ ​ ‌‍‌‍‌​‌‍​‍‌‍​‍​ ‌‌‌‍‌​​ ​ ​ ‌‍‌‍​‌​ ‌‌​ ​ ​‍‌‌​ ​‍​ ​‍​‍‌‌​ ‌‌‌​‌​​‍ ‍‌‍ ​‌‍​‌‌‍​‍‌‍‌‌‌‍ ​​ ‌‍​‍‌‍​‌‌ ​ ‌‍‌‌‌‌‌‌‌ ​‍‌‍ ​​ ‌‌‍‍​‌ ‌​‌ ‌​‌ ​​​‍‌‌​ ​ ‌​​‌​‍‌‌​ ​‍‌​‌‍​‍‌‌​ ​‍‌​‌‍‌‍ ​‌‍ ‌‍​ ‌‍​‌‌‍ ​‌‍‍​‌‍ ‌ ​ ‌ ‌​​‍‌‌​ ​ ‌​​‌​ ​ ​ ​ ​ ​ ​ ​ ​‍‌‍‌‍‍‌‌‍‌​​ ‌​ ​​‌‍‌​‌‍‌‍​ ‍​​ ​‌​ ‍‌​ ​​​ ‍‌​‍ ‌​ ‍​‌‍​‍​ ​​‌‍‌‍​‍ ‌​ ‌​​ ‍‌​ ​‍​ ‌​​‍ ‌‌‍​‌​ ​​​ ‌​​ ​ ​‍ ‌​ ​‍‌‍‌​‌‍‌‍​ ​​​ ​​​ ‌ ​ ‌​​ ​​‌‍​ ​ ‍​​ ‍​​ ​‍​‍‌‍‌ ‌​‌ ‍‌‌ ​​‌‍‌‌​ ‌‌ ​ ‌‍‍‌‌ ‌​‌‍‌‌‌​‌‍‌‍ ‌‍ ‌ ‌​‌‍‌‌‌ ​‍​‍‌‍‌ ​​‌‍​‌‌ ‌​‌‍‍​​ ‌‌‍ ​‌‍‍‌‌‍ ‍‌‍‍ ‌​​ ‌‍ ‌‍ ​‌ ‌‌‌‍ ‌‌‍ ‍‌ ​ ​‍‌‌​ ‌‌‌​​‍‌‌ ‌‍‍ ‌‍‌‌‌ ‍‌​‍‌‌​ ​ ‌​‌​​‍‌‌​ ​ ‌​‌​​‍‌‌​ ​‍​ ​‍​ ‌​‌‍‌​​ ‌​​ ​​​ ‌‍‌‍‌​​ ​​‌‍​‍​ ​‍​ ​‌‌‍​‍​ ‌ ​‍‌‌​ ​‍​ ​‍​‍‌‌​ ‌‌‌​‌​​‍ ‍‌‍ ​‌‍‍‌‌‍ ‍‌‍‍ ‌ ​ ​‍‌‌​ ‌‌‌​​‍‌‌ ‌‍‍ ‌‍‌‌‌ ‍‌​‍‌‌​ ​ ‌​‌​​‍‌‌​ ​ ‌​‌​​‍‌‌​ ​‍​ ​‍​ ‍​​ ​ ​ ‌​‌‍​‌‌‍‌​‌‍‌‌​ ​ ​ ​‌​ ‌ ‌‍​‍​ ​​​ ‍‌​ ​ ​ ​​​ ​​‌‍​‍‌‍​‌​ ‍​​ ​​​ ‍​‌‍​ ​ ‌‍‌‍‌​‌‍​‍‌‍​‍​ ‌‌‌‍‌​​ ​ ​ ‌‍‌‍​‌​ ‌‌​ ​ ​‍‌‌​ ​‍​ ​‍​‍‌‌​ ‌‌‌​‌​​‍ ‍‌‍ ​‌‍​‌‌‍​‍‌‍‌‌‌‍ ​​‍‌‍‌ ​​‌‍‌‌‌ ​‍‌ ​ ‌ ​​‌‍‌‌‌‍​ ‌ ‌​‌‍‍‌‌ ‌‍‌‍‌‌​ ‌‌ ​​‌ ‌‌‌‍​‍‌‍ ​‌‍‍‌‌ ​ ‌‍‍​‌‍‌‌‌‍‌​​‍​‍‌ ‌